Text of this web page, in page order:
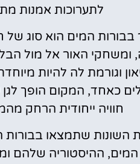
לתערוכות אמנות
בבורות המים הוא סוג
ומשחקי האור אל מול
וגורמת לה להיות
כאחד, המקום הופך
חוויה ייחודית הרחק
השונות שתמצאו בבורות
המים, ההיסטוריה שלהם